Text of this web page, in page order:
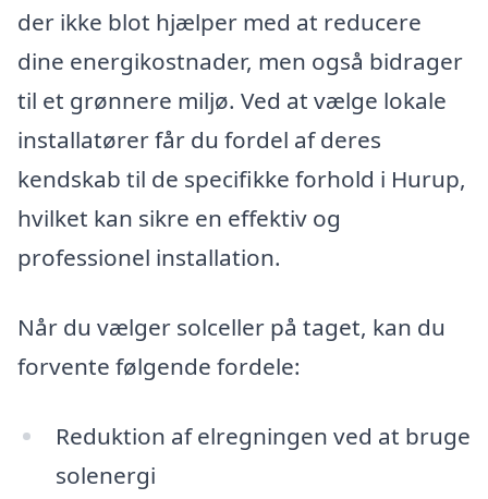
der ikke blot hjælper med at reducere
dine energikostnader, men også bidrager
til et grønnere miljø. Ved at vælge lokale
installatører får du fordel af deres
kendskab til de specifikke forhold i Hurup,
hvilket kan sikre en effektiv og
professionel installation.
Når du vælger solceller på taget, kan du
forvente følgende fordele:
Reduktion af elregningen ved at bruge
solenergi